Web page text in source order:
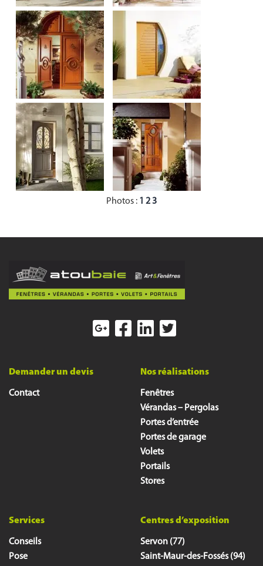
Photos : 1 23
Demander un devis
Contact
Nos réalisations
Fenêtres
Vérandas – Pergolas
Portes d’entrée
Portes de garage
Volets
Portails
Stores
Services
Conseils
Pose
Centres d’exposition
Servon (77)
Saint-Maur-des-Fossés (94)